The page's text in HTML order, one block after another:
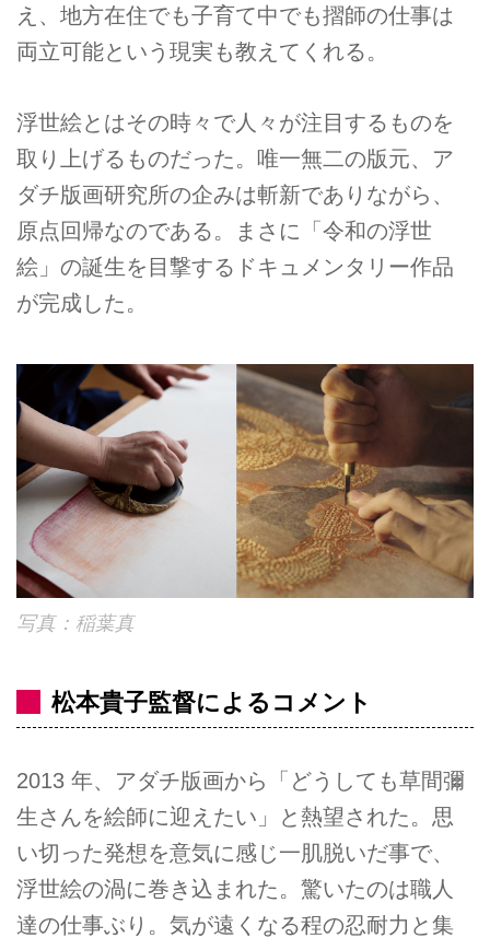
え、地方在住でも子育て中でも摺師の仕事は
両立可能という現実も教えてくれる。
浮世絵とはその時々で人々が注目するものを
取り上げるものだった。唯一無二の版元、ア
ダチ版画研究所の企みは斬新でありながら、
原点回帰なのである。まさに「令和の浮世
絵」の誕生を目撃するドキュメンタリー作品
が完成した。
写真：稲葉真
松本貴子監督によるコメント
2013 年、アダチ版画から「どうしても草間彌
生さんを絵師に迎えたい」と熱望された。思
い切った発想を意気に感じ一肌脱いだ事で、
浮世絵の渦に巻き込まれた。驚いたのは職人
達の仕事ぶり。気が遠くなる程の忍耐力と集